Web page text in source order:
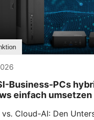
Business-PCs
einfach umsetzen
Cloud-AI: Den